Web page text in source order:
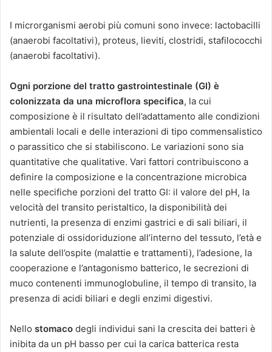
I microrganismi aerobi più comuni sono invece: lactobacilli
(anaerobi facoltativi), proteus, lieviti, clostridi, stafilococchi
(anaerobi facoltativi).
Ogni porzione del tratto gastrointestinale (GI) è
colonizzata da una microflora specifica, la cui
composizione è il risultato dell’adattamento alle condizioni
ambientali locali e delle interazioni di tipo commensalistico
o parassitico che si stabiliscono. Le variazioni sono sia
quantitative che qualitative. Vari fattori contribuiscono a
definire la composizione e la concentrazione microbica
nelle specifiche porzioni del tratto GI: il valore del pH, la
velocità del transito peristaltico, la disponibilità dei
nutrienti, la presenza di enzimi gastrici e di sali biliari, il
potenziale di ossidoriduzione all’interno del tessuto, l’età e
la salute dell’ospite (malattie e trattamenti), l’adesione, la
cooperazione e l’antagonismo batterico, le secrezioni di
muco contenenti immunoglobuline, il tempo di transito, la
presenza di acidi biliari e degli enzimi digestivi.
Nello stomaco degli individui sani la crescita dei batteri è
inibita da un pH basso per cui la carica batterica resta